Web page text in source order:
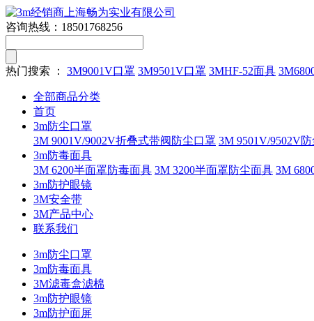
咨询热线： 18501768256
热门搜索 ： 3M9001V口罩 3M9501V口罩 3MHF-52面具
全部商品分类
首页
3m防尘口罩
3M 9001V/9002V折叠式带阀防尘口罩 3M 9501V/9502V
3m防毒面具
3M 6200半面罩防毒面具 3M 3200半面罩防尘面具 3M
3m防护眼镜
3M安全带
3M产品中心
联系我们
3m防尘口罩
3m防毒面具
3M滤毒盒滤棉
3m防护眼镜
3m防护面屏